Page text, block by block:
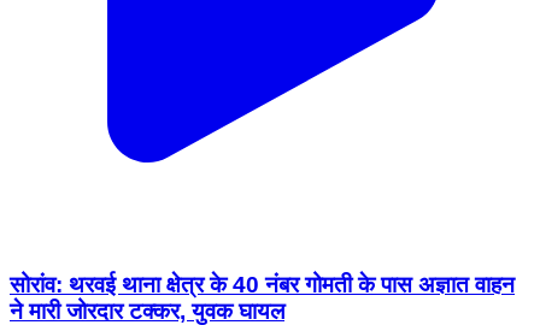
सोरांव: थरवई थाना क्षेत्र के 40 नंबर गोमती के पास अज्ञात वाहन
ने मारी जोरदार टक्कर, युवक घायल